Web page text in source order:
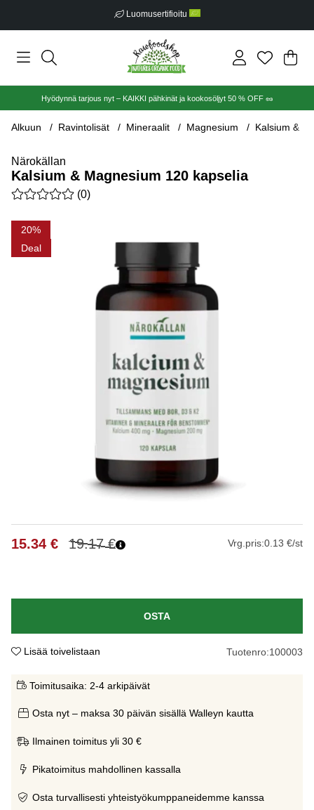
Luomusertifioitu
.
Hyödynnä tarjous nyt – KAIKKI pähkinät ja kookosöljyt 50 % OFF 🥜
Alkuun Ravintolisät Mineraalit Magnesium Kalsium &
Närokällan
Kalsium & Magnesium 120 kapselia
Keskiarvoluokitus 0 / 5 Arvioiden määrä 0
(0)
20
Deal
Tuotekuvat Kalsium & Magnesium 120 kapselia
19.17€
15.34 € Vrg.pris:0.13 €/st
OSTA
Lisää toivelistaan Tuotenro:100003
Toimitusaika: 2-4 arkipäivät
Osta nyt – maksa 30 päivän sisällä Walleyn kautta
Ilmainen toimitus yli 30 €
Pikatoimitus mahdollinen kassalla
Osta turvallisesti yhteistyökumppaneidemme kanssa